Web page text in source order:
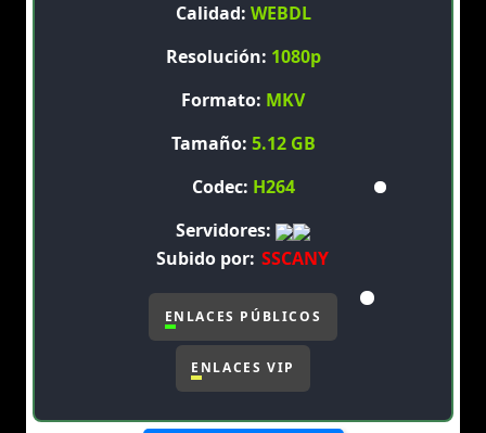
Calidad: WEBDL
Resolución: 1080p
Formato: MKV
Tamaño: 5.12 GB
Codec: H264
Servidores:
Subido por: SSCANY
ENLACES PÚBLICOS
ENLACES VIP